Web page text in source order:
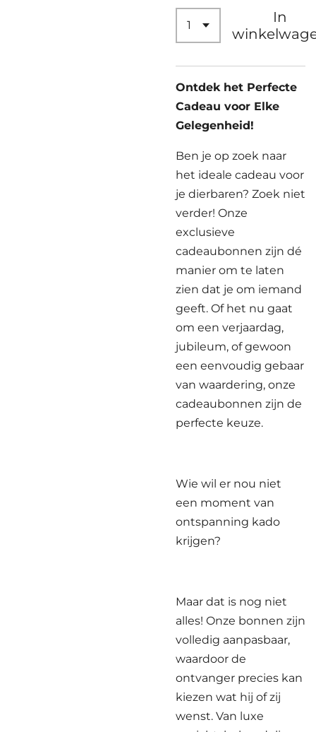
In
Ontdek het Perfecte
Cadeau voor Elke
Gelegenheid!
Ben je op zoek naar
het ideale cadeau voor
je dierbaren? Zoek niet
verder! Onze
exclusieve
cadeaubonnen zijn dé
manier om te laten
zien dat je om iemand
geeft. Of het nu gaat
om een verjaardag,
jubileum, of gewoon
een eenvoudig gebaar
van waardering, onze
cadeaubonnen zijn de
perfecte keuze.
Wie wil er nou niet
een moment van
ontspanning kado
krijgen?
Maar dat is nog niet
alles! Onze bonnen zijn
volledig aanpasbaar,
waardoor de
ontvanger precies kan
kiezen wat hij of zij
wenst. Van luxe